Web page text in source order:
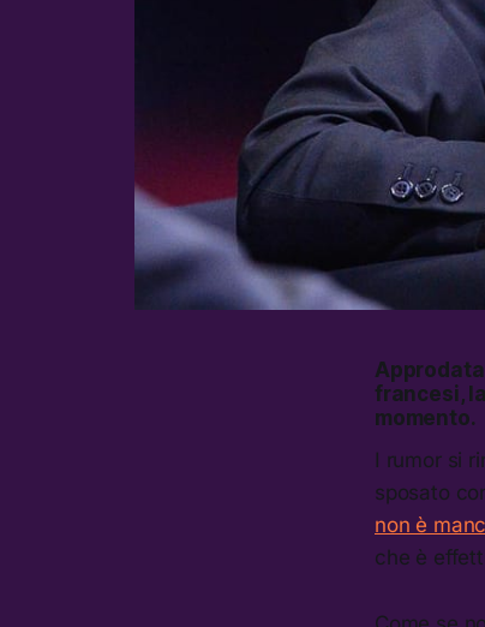
francesi,
momento.
I rumor si
sposato
non è
che è